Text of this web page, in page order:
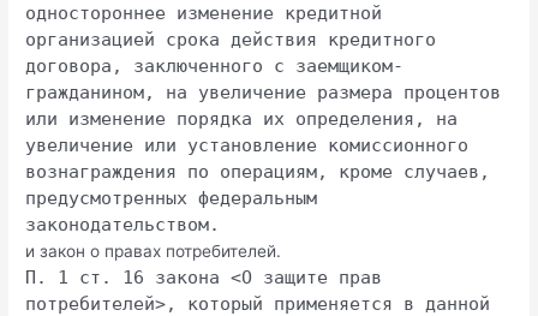
одностороннее изменение кредитной
организацией срока действия кредитного
договора, заключенного с заемщиком-
гражданином, на увеличение размера процентов
или изменение порядка их определения, на
увеличение или установление комиссионного
вознаграждения по операциям, кроме случаев,
предусмотренных федеральным
законодательством.
и закон о правах потребителей.
П. 1 ст. 16 закона <О защите прав
потребителей>, который применяется в данной